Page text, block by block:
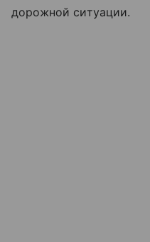
дорожной ситуации.